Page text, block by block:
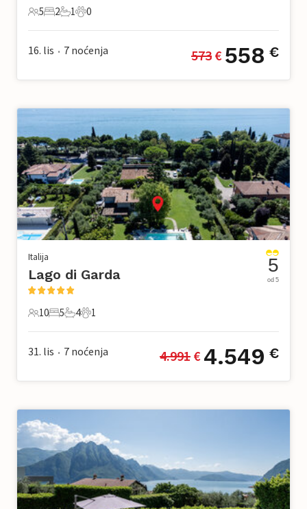
5 Gosti
5
2 Spavaće sobe
2
1 Kupaonica
1
0 Kućni ljubimac
0
16. lis • 7 noćenja 573 € 558 €
Italija
Lago di Garda
10 Gosti
10
5 Spavaće sobe
5
4 Kupaonice
4
1 Kućni ljubimac
1
5
od 5
31. lis • 7 noćenja 4.991 € 4.549 €